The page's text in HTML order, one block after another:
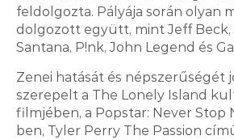
feldolgozta. Pályája során olyan
dolgozott együtt, mint Jeff Beck,
Santana, P!nk, John Legend és
Zenei hatását és népszerűségét
szerepelt a The Lonely Island
filmjében, a Popstar: Never Stop
ben, Tyler Perry The Passion
2026.08.06. 08:00
Negyed százada
minden idők legdrágább
lemezszerződését